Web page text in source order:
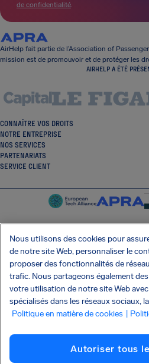
de confidentialité.
AirHelp fait partie de l’Association of
mission est de promouvoir et de protéger les
AIRHELP A ÉTÉ
CONNAÎTRE VOS DROITS
NOTRE ENTREPRISE
NOS SERVICES
PARTENARIATS
SERVICE CLIENT
OBTENEZ NOTRE
Politique de confidentialité
Attaque de la chaîne d'approvisionnement Shai-
Nous utilisons des cookies pour
de notre site Web, personnaliser le
proposer des fonctionnalités de
trafic. Nous partageons également
votre utilisation de notre site Web
spécialisés dans les réseaux sociaux,
Politique en matière de cookies
|
Autoriser tous